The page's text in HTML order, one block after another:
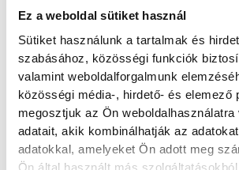
Ez a weboldal sütiket használ
Sütiket használunk a tartalmak és
szabásához, közösségi funkciók
valamint weboldalforgalmunk
közösségi média-, hirdető- és elemező
megosztjuk az Ön weboldalhasználatra
adatait, akik kombinálhatják az
adatokkal, amelyeket Ön adott meg
Ön által használt más
Rekordok
Magyarország a
legforróbb,
szárazság tombol
Rá sem ismerünk Európára,